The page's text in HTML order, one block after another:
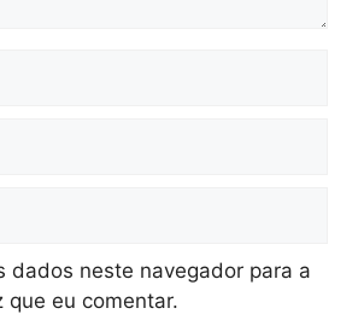
dados neste navegador para a
que eu comentar.